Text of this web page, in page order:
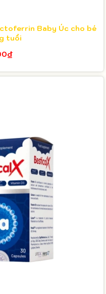
Baby Úc cho bé
tuổi